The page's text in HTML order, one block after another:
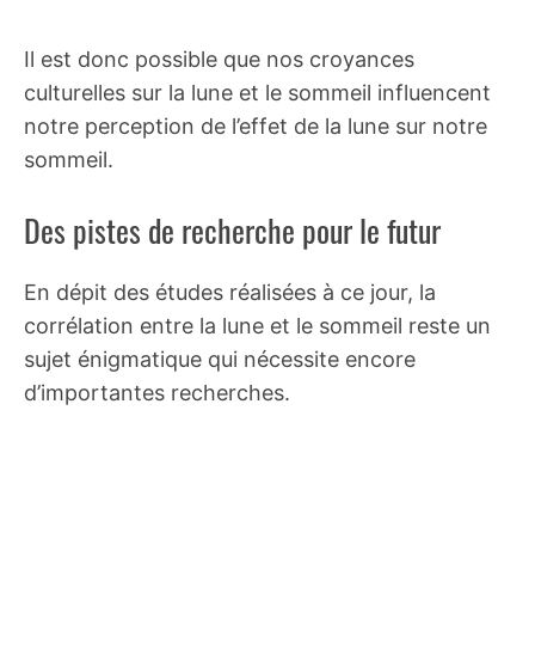
Il est donc possible que nos croyances
culturelles sur la lune et le sommeil influencent
notre perception de l’effet de la lune sur notre
sommeil.
Des pistes de recherche pour le futur
En dépit des études réalisées à ce jour, la
corrélation entre la lune et le sommeil reste un
sujet énigmatique qui nécessite encore
d’importantes recherches.